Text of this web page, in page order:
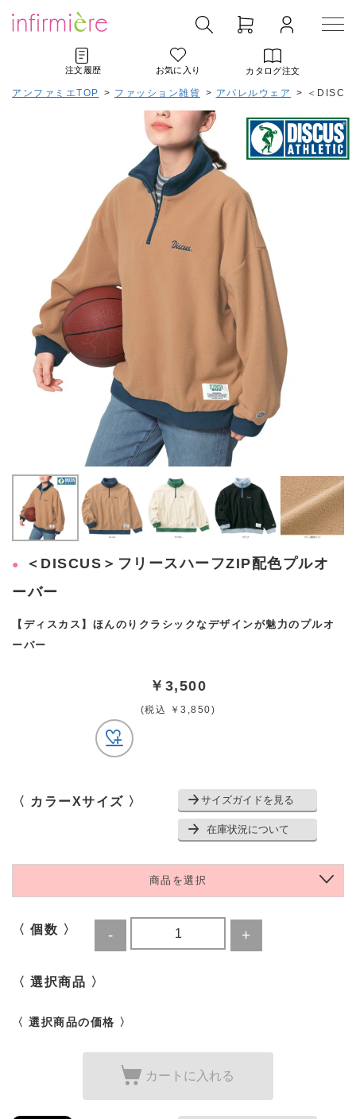
注文履歴 お気に入り カタログ注文
アンファミエTOP > ファッション雑貨 > アパレルウェア > ＜
＜DISCUS＞フリースハーフZIP配色プルオ
ーバー
【ディスカス】ほんのりクラシックなデザインが魅力のプルオ
ーバー
￥3,500
(税込 ￥3,850)
〈 カラーXサイズ 〉 サイズガイドを見る
在庫状況について
商品を選択
〈 個数 〉
〈 選択商品 〉
〈 選択商品の価格 〉
カートに入れる